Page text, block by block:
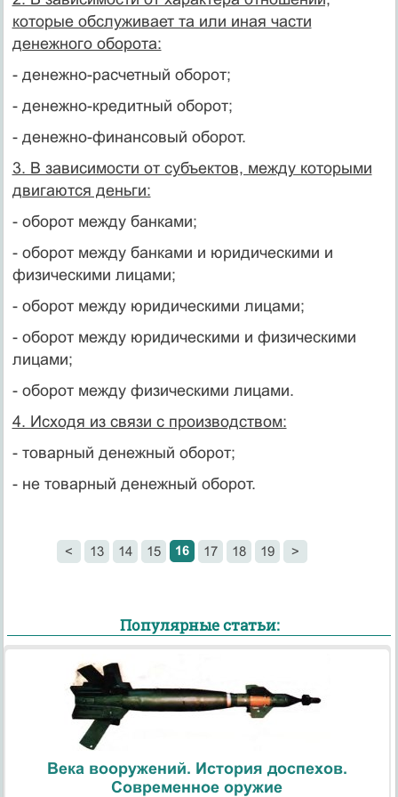
которые обслуживает та или иная части
денежного оборота:
- денежно-расчетный оборот;
- денежно-кредитный оборот;
- денежно-финансовый оборот.
3. В зависимости от субъектов, между которыми
двигаются деньги:
- оборот между банками;
- оборот между банками и юридическими и
физическими лицами;
- оборот между юридическими лицами;
- оборот между юридическими и физическими
лицами;
- оборот между физическими лицами.
4. Исходя из связи с производством:
- товарный денежный оборот;
- не товарный денежный оборот.
< 13 14 15 16 17 18 19 >
Популярные статьи:
Века вооружений. История доспехов.
Современное оружие